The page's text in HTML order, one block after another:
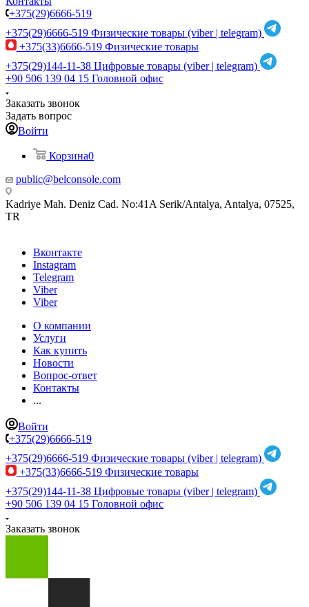
+375(29)6666-519
+375(29)6666-519 Физические товары (viber | telegram)
+375(33)6666-519 Физические товары
+375(29)144-11-38 Цифровые товары (viber | telegram)
+90 506 139 04 15 Головной офис
Заказать звонок
Задать вопрос
Войти
Корзина0
public@belconsole.com
Kadriye Mah. Deniz Cad. No:41A Serik/Antalya, Antalya, 07525,
TR
Вконтакте
Instagram
Telegram
Viber
Viber
О компании
Услуги
Как купить
Новости
Вопрос-ответ
Контакты
...
Войти
+375(29)6666-519
+375(29)6666-519 Физические товары (viber | telegram)
+375(33)6666-519 Физические товары
+375(29)144-11-38 Цифровые товары (viber | telegram)
+90 506 139 04 15 Головной офис
Заказать звонок